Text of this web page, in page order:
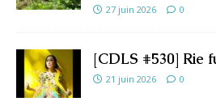
27 juin 2026 0
[CDLS #530] Rie
21 juin 2026 0